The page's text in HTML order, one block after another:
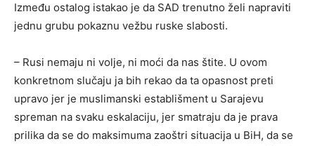
Između ostalog istakao je da SAD trenutno želi napraviti
jednu grubu pokaznu vežbu ruske slabosti.
– Rusi nemaju ni volje, ni moći da nas štite. U ovom
konkretnom slučaju ja bih rekao da ta opasnost preti
upravo jer je muslimanski establišment u Sarajevu
spreman na svaku eskalaciju, jer smatraju da je prava
prilika da se do maksimuma zaoštri situacija u BiH, da se